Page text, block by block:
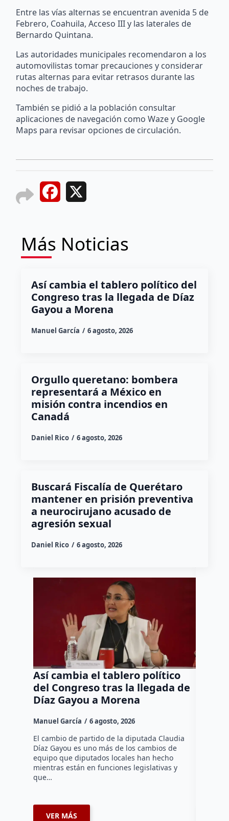
Entre las vías alternas se encuentran avenida 5 de
Febrero, Coahuila, Acceso III y las laterales de
Bernardo Quintana.
Las autoridades municipales recomendaron a los
automovilistas tomar precauciones y considerar
rutas alternas para evitar retrasos durante las
noches de trabajo.
También se pidió a la población consultar
aplicaciones de navegación como Waze y Google
Maps para revisar opciones de circulación.
Facebook
Más Noticias
Así cambia el tablero político del
Congreso tras la llegada de Díaz
Gayou a Morena
Manuel García 6 agosto, 2026
Orgullo queretano: bombera
representará a México en
misión contra incendios en
Canadá
Daniel Rico 6 agosto, 2026
Buscará Fiscalía de Querétaro
mantener en prisión preventiva
a neurocirujano acusado de
agresión sexual
Daniel Rico 6 agosto, 2026
Así cambia el tablero político
del Congreso tras la llegada de
Díaz Gayou a Morena
Manuel García 6 agosto, 2026
El cambio de partido de la diputada Claudia
Díaz Gayou es uno más de los cambios de
equipo que diputados locales han hecho
mientras están en funciones legislativas y
que…
VER MÁS